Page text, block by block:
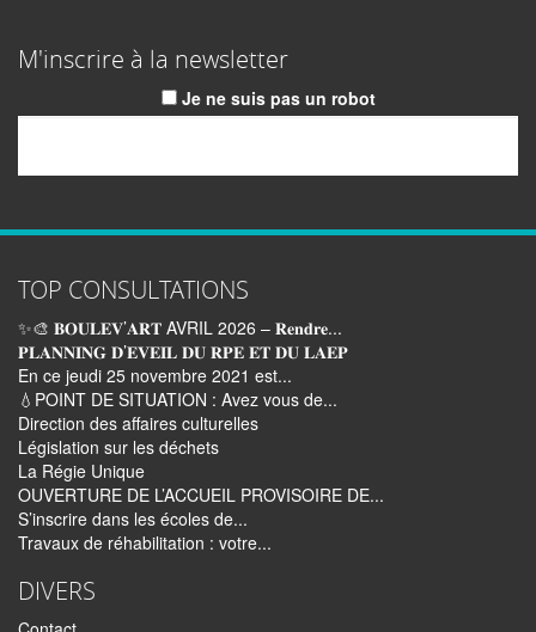
M'inscrire à la newsletter
Je ne suis pas un robot
TOP CONSULTATIONS
✨🎨 𝐁𝐎𝐔𝐋𝐄𝐕’𝐀𝐑𝐓 AVRIL 2026 – 𝐑𝐞𝐧𝐝𝐫𝐞...
𝐏𝐋𝐀𝐍𝐍𝐈𝐍𝐆 𝐃’𝐄𝐕𝐄𝐈𝐋 𝐃𝐔 𝐑𝐏𝐄 𝐄𝐓 𝐃𝐔 𝐋𝐀𝐄𝐏
En ce jeudi 25 novembre 2021 est...
💧POINT DE SITUATION : Avez vous de...
Direction des affaires culturelles
Législation sur les déchets
La Régie Unique
OUVERTURE DE L’ACCUEIL PROVISOIRE DE...
S’inscrire dans les écoles de...
Travaux de réhabilitation : votre...
DIVERS